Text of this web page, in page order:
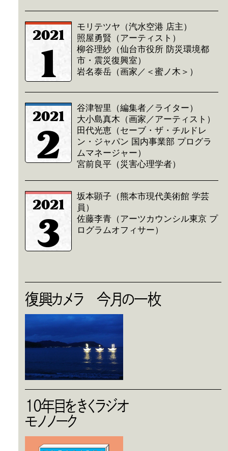
2021
1
モリテツヤ（汽水空港 店主）
照屋勇賢（アーティスト）
柳谷理紗（仙台市役所 防災環境都
市・震災復興室）
岩名泰岳（画家／＜蜜ノ木＞）
2021
2
谷津智里（編集者／ライター）
大小島真木（画家／アーティスト）
田代光恵（セーブ・ザ・チルドレ
ン・ジャパン 国内事業部 プログラ
ムマネージャー）
宮前良平（災害心理学者）
2021
3
坂本顕子（熊本市現代美術館 学芸
員）
佐藤李青（アーツカウンシル東京 プ
ログラムオフィサー）
復興カメラ 今月の一枚
10年目をきくラジオ
モノノーク